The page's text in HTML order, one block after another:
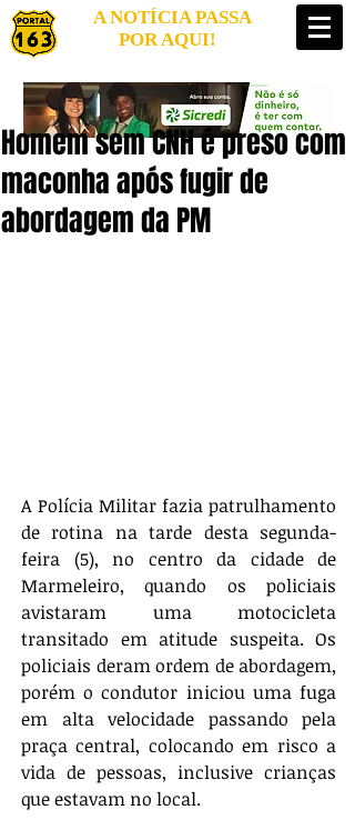
A NOTÍCIA PASSA
POR AQUI!
Homem sem CNH é preso com
maconha após fugir de
abordagem da PM
A Polícia Militar fazia patrulhamento
de rotina na tarde desta segunda-
feira (5), no centro da cidade de
Marmeleiro, quando os policiais
avistaram uma motocicleta
transitado em atitude suspeita. Os
policiais deram ordem de abordagem,
porém o condutor iniciou uma fuga
em alta velocidade passando pela
praça central, colocando em risco a
vida de pessoas, inclusive crianças
que estavam no local.